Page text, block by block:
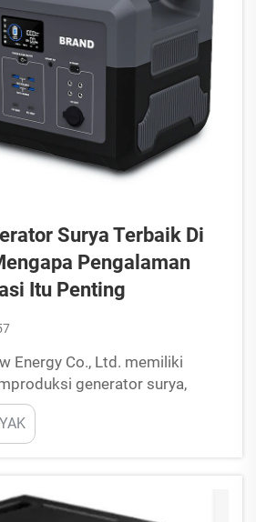
Surya Terbaik Di
Pengalaman
Itu Penting
Energy Co., Ltd. memiliki
generator surya,
inverter terbaik. Kreativitas tim
komitmen terhadap inovasi
dengan pengalaman lebih